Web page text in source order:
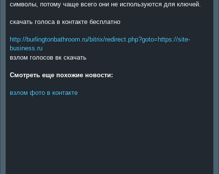
символы, потому чаще всего они не используются для ключей.
скачать голоса в контакте бесплатно
http://burlingtonbathroom.ru/bitrix/redirect.php?goto=https://site-
business.ru
взлом голосов вк скачать
Смотреть еще похожие новости:
взлом фото в контакте